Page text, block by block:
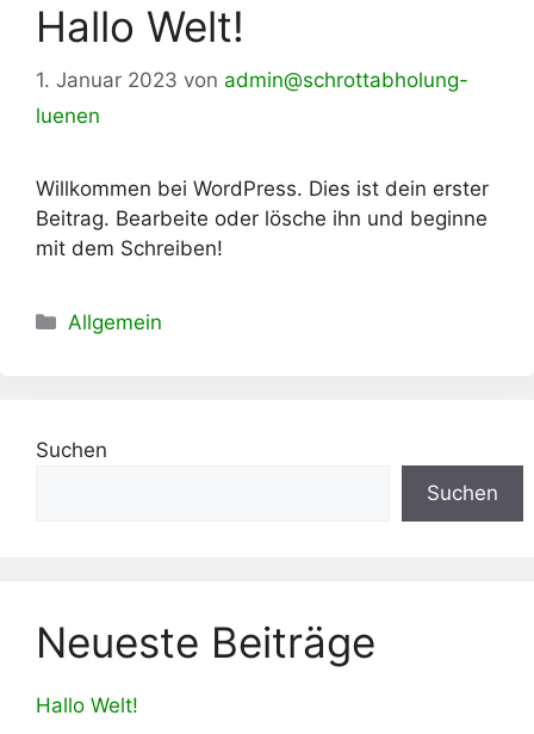
Hallo Welt!
1. Januar 2023 von admin@schrottabholung-
luenen
Willkommen bei WordPress. Dies ist dein erster
Beitrag. Bearbeite oder lösche ihn und beginne
mit dem Schreiben!
Kategorien
Allgemein
Suchen
Suchen
Neueste Beiträge
Hallo Welt!